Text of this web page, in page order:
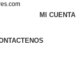
MI CUENTA